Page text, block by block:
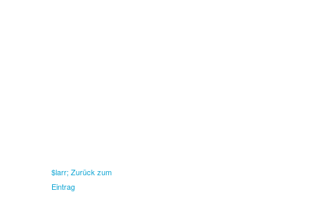
$larr; Zurück zum
Eintrag